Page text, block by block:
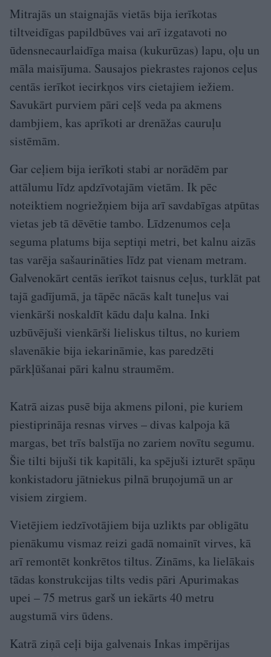
Mitrajās un staignajās vietās bija ierīkotas
tiltveidīgas papildbūves vai arī izgatavoti no
ūdensnecaurlaidīga maisa (kukurūzas) lapu, oļu un
māla maisījuma. Sausajos piekrastes rajonos ceļus
centās ierīkot iecirkņos virs cietajiem iežiem.
Savukārt purviem pāri ceļš veda pa akmens
dambjiem, kas aprīkoti ar drenāžas cauruļu
sistēmām.
Gar ceļiem bija ierīkoti stabi ar norādēm par
attālumu līdz apdzīvotajām vietām. Ik pēc
noteiktiem nogriežņiem bija arī savdabīgas atpūtas
vietas jeb tā dēvētie tambo. Līdzenumos ceļa
seguma platums bija septiņi metri, bet kalnu aizās
tas varēja sašaurināties līdz pat vienam metram.
Galvenokārt centās ierīkot taisnus ceļus, turklāt pat
tajā gadījumā, ja tāpēc nācās kalt tuneļus vai
vienkārši noskaldīt kādu daļu kalna. Inki
uzbūvējuši vienkārši lieliskus tiltus, no kuriem
slavenākie bija iekarināmie, kas paredzēti
pārkļūšanai pāri kalnu straumēm.
Katrā aizas pusē bija akmens piloni, pie kuriem
piestiprināja resnas virves – divas kalpoja kā
margas, bet trīs balstīja no zariem novītu segumu.
Šie tilti bijuši tik kapitāli, ka spējuši izturēt spāņu
konkistadoru jātniekus pilnā bruņojumā un ar
visiem zirgiem.
Vietējiem iedzīvotājiem bija uzlikts par obligātu
pienākumu vismaz reizi gadā nomainīt virves, kā
arī remontēt konkrētos tiltus. Zināms, ka lielākais
tādas konstrukcijas tilts vedis pāri Apurimakas
upei – 75 metrus garš un iekārts 40 metru
augstumā virs ūdens.
Katrā ziņā ceļi bija galvenais Inkas impērijas